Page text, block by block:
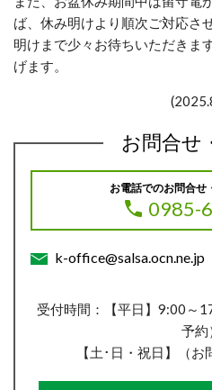
ば、休み明けより順次ご対応さ
明けまで少々お待ちいただきま
げます。
お問合せ
お電話でのお問合せ
0985-
k-office@salsa.ocn.ne.jp
受付時間：【平日】9:00～
予約
【土･日・祝日】（お